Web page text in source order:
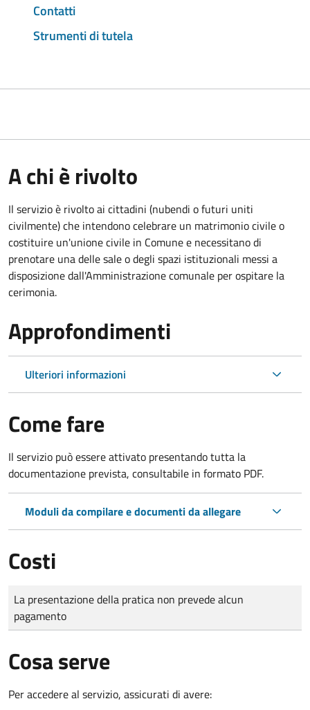
Contatti
Strumenti di tutela
A chi è rivolto
Il servizio è rivolto ai cittadini (nubendi o futuri uniti
civilmente) che intendono celebrare un matrimonio civile o
costituire un'unione civile in Comune e necessitano di
prenotare una delle sale o degli spazi istituzionali messi a
disposizione dall'Amministrazione comunale per ospitare la
cerimonia.
Approfondimenti
Ulteriori informazioni
Come fare
Il servizio può essere attivato presentando tutta la
documentazione prevista, consultabile in formato PDF.
Moduli da compilare e documenti da allegare
Costi
Tipo di pagamento
Importo
La presentazione della pratica non prevede alcun
pagamento
Cosa serve
Per accedere al servizio, assicurati di avere: